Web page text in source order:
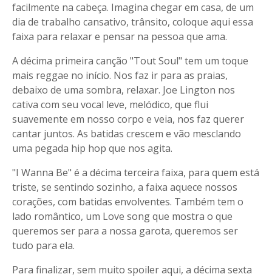
facilmente na cabeça. Imagina chegar em casa, de um
dia de trabalho cansativo, trânsito, coloque aqui essa
faixa para relaxar e pensar na pessoa que ama.
A décima primeira canção "Tout Soul" tem um toque
mais reggae no início. Nos faz ir para as praias,
debaixo de uma sombra, relaxar. Joe Lington nos
cativa com seu vocal leve, melódico, que flui
suavemente em nosso corpo e veia, nos faz querer
cantar juntos. As batidas crescem e vão mesclando
uma pegada hip hop que nos agita.
"I Wanna Be" é a décima terceira faixa, para quem está
triste, se sentindo sozinho, a faixa aquece nossos
corações, com batidas envolventes. Também tem o
lado romântico, um Love song que mostra o que
queremos ser para a nossa garota, queremos ser
tudo para ela.
Para finalizar, sem muito spoiler aqui, a décima sexta